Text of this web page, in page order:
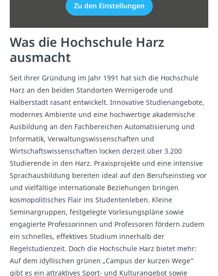
Was die Hochschule Harz
ausmacht
Seit ihrer Gründung im Jahr 1991 hat sich die Hochschule
Harz an den beiden Standorten Wernigerode und
Halberstadt rasant entwickelt. Innovative Studienangebote,
modernes Ambiente und eine hochwertige akademische
Ausbildung an den Fachbereichen Automatisierung und
Informatik, Verwaltungswissenschaften und
Wirtschaftswissenschaften locken derzeit über 3.200
Studierende in den Harz. Praxisprojekte und eine intensive
Sprachausbildung bereiten ideal auf den Berufseinstieg vor
und vielfältige internationale Beziehungen bringen
kosmopolitisches Flair ins Studentenleben. Kleine
Seminargruppen, festgelegte Vorlesungspläne sowie
engagierte Professorinnen und Professoren fördern zudem
ein schnelles, effektives Studium innerhalb der
Regelstudienzeit. Doch die Hochschule Harz bietet mehr:
Auf dem idyllischen grünen „Campus der kurzen Wege“
gibt es ein attraktives Sport- und Kulturangebot sowie
Zu den Einstellungen